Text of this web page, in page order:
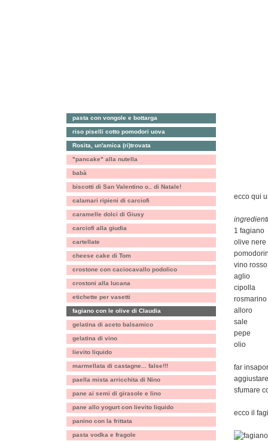
pasta con vongole e bottarga
riso piselli cotto pomodori uova
Rosita, un'amica (ri)trovata
"pancake" alla nutella
babà
biscotti di San Valentino o.. di Natale!
calamari ripieni di carciofi
caramelle dolci di Giusy
carciofi alla giudia
cartellate
cheese cake di Tom
crostone con caciocavallo podolico
crostoni alla lucana
etichette per vasetti
fagiano con le olive di Claudia
gelatina di aceto balsamico
gelatina di vino
lievito liquido
marmellata di castagne... false!!!
paella mista arricchita di Nino
pane ai semi di girasole e lino
pane allo yogurt con lievito liquido
panino con la frittata
pasta vodka e fragole
ecco qui
1 fagiano
olive nere
vino rosso
aglio
cipolla
rosmarino
alloro
sale
pepe
olio
far
sfumare
ecco il